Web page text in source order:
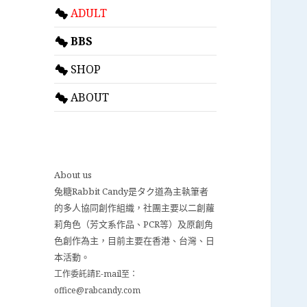
ADULT
BBS
SHOP
ABOUT
About us
兔糖Rabbit Candy是タク道為主執筆者
的多人協同創作組織，社團主要以二創蘿
莉角色（芳文系作品、PCR等）及原創角
色創作為主，目前主要在香港、台灣、日
本活動。
工作委託請E-mail至：
office@rabcandy.com